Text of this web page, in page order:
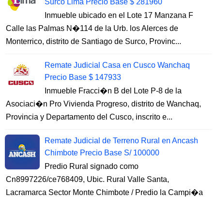
Inmueble ubicado en el Lote 17 Manzana F
Calle las Palmas N�114 de la Urb. los Alerces de
Monterrico, distrito de Santiago de Surco, Provinc...
Remate Judicial Casa en Cusco Wanchaq
Precio Base $ 147933
Inmueble Fracci�n B del Lote P-8 de la
Asociaci�n Pro Vivienda Progreso, distrito de Wanchaq,
Provincia y Departamento del Cusco, inscrito e...
Remate Judicial de Terreno Rural en Ancash
Chimbote Precio Base S/ 100000
Predio Rural signado como
Cn8997226/ce768409, Ubic. Rural Valle Santa,
Lacramarca Sector Monte Chimbote / Predio la Campi�a